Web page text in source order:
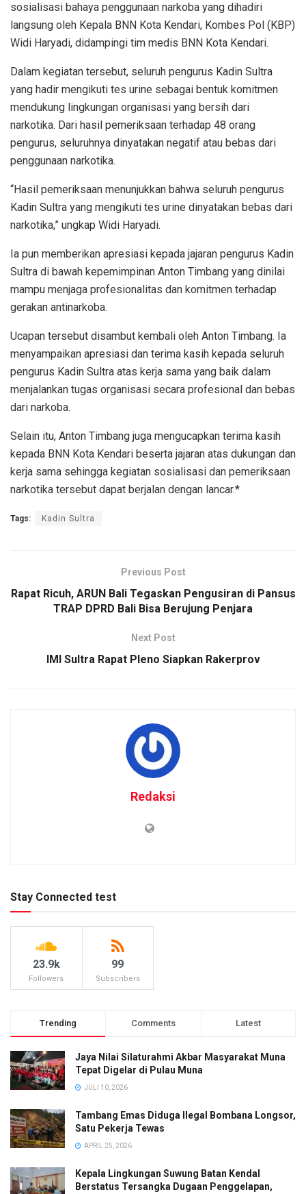
sosialisasi bahaya penggunaan narkoba yang dihadiri
langsung oleh Kepala BNN Kota Kendari, Kombes Pol (KBP)
Widi Haryadi, didampingi tim medis BNN Kota Kendari.
Dalam kegiatan tersebut, seluruh pengurus Kadin Sultra
yang hadir mengikuti tes urine sebagai bentuk komitmen
mendukung lingkungan organisasi yang bersih dari
narkotika. Dari hasil pemeriksaan terhadap 48 orang
pengurus, seluruhnya dinyatakan negatif atau bebas dari
penggunaan narkotika.
“Hasil pemeriksaan menunjukkan bahwa seluruh pengurus
Kadin Sultra yang mengikuti tes urine dinyatakan bebas dari
narkotika,” ungkap Widi Haryadi.
Ia pun memberikan apresiasi kepada jajaran pengurus Kadin
Sultra di bawah kepemimpinan Anton Timbang yang dinilai
mampu menjaga profesionalitas dan komitmen terhadap
gerakan antinarkoba.
Ucapan tersebut disambut kembali oleh Anton Timbang. Ia
menyampaikan apresiasi dan terima kasih kepada seluruh
pengurus Kadin Sultra atas kerja sama yang baik dalam
menjalankan tugas organisasi secara profesional dan bebas
dari narkoba.
Selain itu, Anton Timbang juga mengucapkan terima kasih
kepada BNN Kota Kendari beserta jajaran atas dukungan dan
kerja sama sehingga kegiatan sosialisasi dan pemeriksaan
narkotika tersebut dapat berjalan dengan lancar.*
Tags: Kadin Sultra
Previous Post
Rapat Ricuh, ARUN Bali Tegaskan Pengusiran di Pansus
TRAP DPRD Bali Bisa Berujung Penjara
Next Post
IMI Sultra Rapat Pleno Siapkan Rakerprov
Redaksi
Stay Connected test
23.9k
Followers
99
Subscribers
Trending Comments Latest
Jaya Nilai Silaturahmi Akbar Masyarakat Muna
Tepat Digelar di Pulau Muna
JULI 10, 2026
Tambang Emas Diduga Ilegal Bombana Longsor,
Satu Pekerja Tewas
APRIL 25, 2026
Kepala Lingkungan Suwung Batan Kendal
Berstatus Tersangka Dugaan Penggelapan,